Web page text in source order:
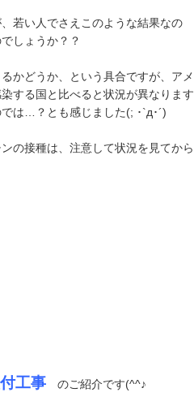
若い人でさえこのような結果なの
しょうか？？
かどうか、という具合ですが、アメ
する国と比べると状況が異なります
は…？とも感じました(; ･`д･´)
の接種は、注意して状況を見てから
工事 のご紹介です(^^♪